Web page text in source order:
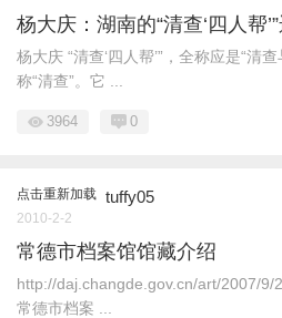
杨大庆：湖南的“清查‘四人帮
杨大庆 “清查‘四人帮’”，全称应是“清
称“清查”。它 ...
3964 0
点击重新加载 tuffy05
2010-2-2
常德市档案馆馆藏介绍
http://daj.changde.gov.cn/art/2007/9/
常德市档案 ...